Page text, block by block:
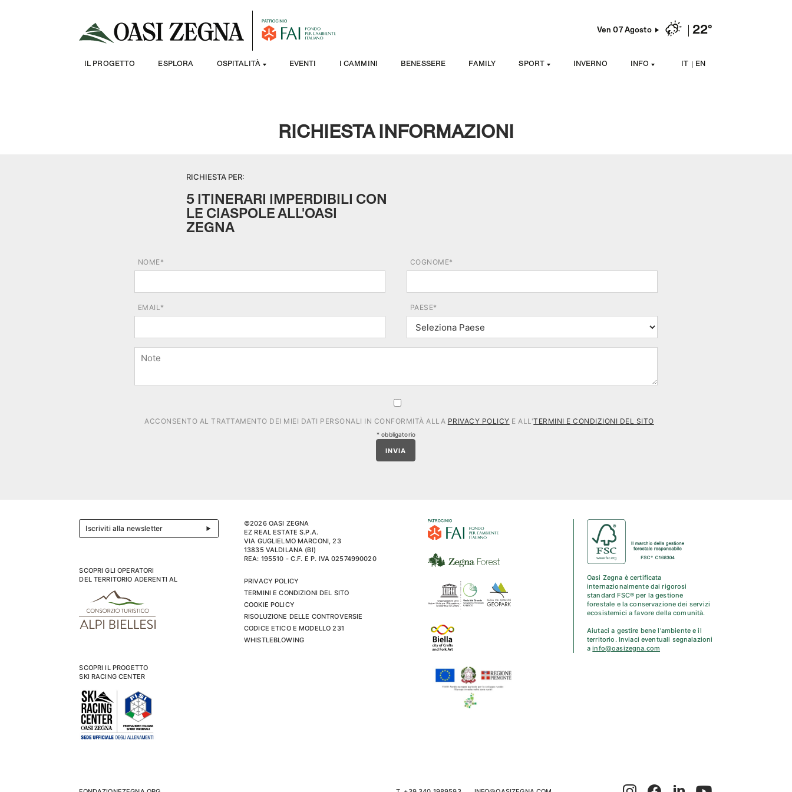
Ven 07 Agosto 22°
IL PROGETTO ESPLORA OSPITALITÀ EVENTI I CAMMINI BENESSERE FAMILY SPORT INVERNO INFO IT EN
RICHIESTA INFORMAZIONI
RICHIESTA PER:
5 ITINERARI IMPERDIBILI CON
LE CIASPOLE ALL'OASI
ZEGNA
NOME* COGNOME*
EMAIL* PAESE*
ACCONSENTO AL TRATTAMENTO DEI MIEI DATI PERSONALI IN CONFORMITÀ ALLA PRIVACY POLICY E ALL'TERMINI E CONDIZIONI DEL SITO
* obbligatorio
INVIA
Iscriviti alla newsletter
SCOPRI GLI OPERATORI
DEL TERRITORIO ADERENTI AL
SCOPRI IL PROGETTO
SKI RACING CENTER
©2026 OASI ZEGNA
EZ REAL ESTATE S.P.A.
VIA GUGLIELMO MARCONI, 23
13835 VALDILANA (BI)
REA: 195510 - C.F. E P. IVA 02574990020
PRIVACY POLICY
TERMINI E CONDIZIONI DEL SITO
COOKIE POLICY
RISOLUZIONE DELLE CONTROVERSIE
CODICE ETICO E MODELLO 231
WHISTLEBLOWING
Oasi Zegna è certificata
internazionalmente dai rigorosi
standard FSC® per la gestione
forestale e la conservazione dei servizi
ecosistemici a favore della comunità.
Aiutaci a gestire bene l'ambiente e il
territorio. Inviaci eventuali segnalazioni
ainfo@oasizegna.com